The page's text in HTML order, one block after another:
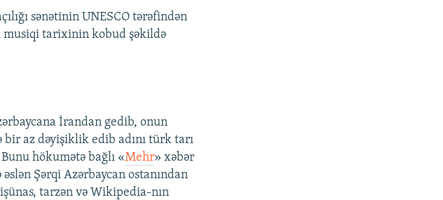
sənətinin UNESCO tərəfindən
musiqi tarixinin kobud şəkildə
İrandan gedib, onun
bir az dəyişiklik edib adını türk tarı
hökumətə bağlı «Mehr» xəbər
Şərqi Azərbaycan ostanından
tarzən və Wikipedia-nın